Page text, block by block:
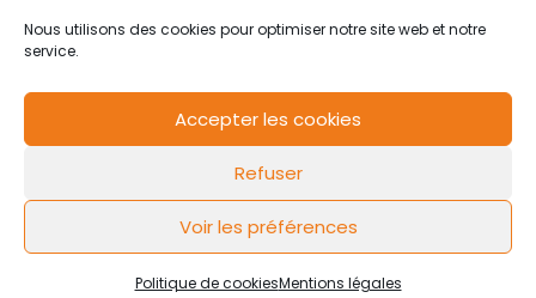
Nous utilisons des cookies pour optimiser notre site web et notre
service.
Accepter les cookies
Refuser
Voir les préférences
Politique de cookiesMentions légales
Mentions légales Politique de cookies
FLOW44